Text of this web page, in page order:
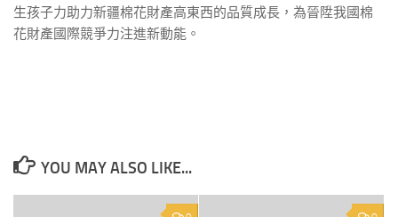
生孩子力助力新疆棉花財產高東西的品質成長，為晉陞我國棉
花財產國際競爭力注進新動能。
YOU MAY ALSO LIKE...